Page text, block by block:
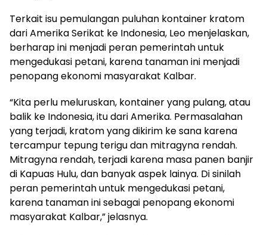
Terkait isu pemulangan puluhan kontainer kratom
dari Amerika Serikat ke Indonesia, Leo menjelaskan,
berharap ini menjadi peran pemerintah untuk
mengedukasi petani, karena tanaman ini menjadi
penopang ekonomi masyarakat Kalbar.
“Kita perlu meluruskan, kontainer yang pulang, atau
balik ke Indonesia, itu dari Amerika. Permasalahan
yang terjadi, kratom yang dikirim ke sana karena
tercampur tepung terigu dan mitragyna rendah.
Mitragyna rendah, terjadi karena masa panen banjir
di Kapuas Hulu, dan banyak aspek lainya. Di sinilah
peran pemerintah untuk mengedukasi petani,
karena tanaman ini sebagai penopang ekonomi
masyarakat Kalbar,” jelasnya.